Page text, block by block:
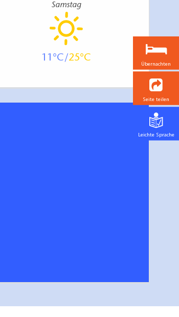
Samstag
11 25
Übernachten
Seite teilen
Leichte Sprache